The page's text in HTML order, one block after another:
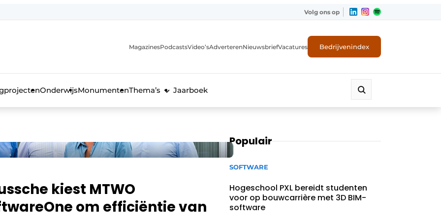
Volg ons op
MagazinesPodcastsVideo’sAdverterenNieuwsbriefVacatures Bedrijvenindex
OnderwijsMonumentenThema’s Jaarboek
kiest MTWO
om efficiëntie van
Populair
SOFTWARE
Hogeschool PXL bereidt studenten
voor op bouwcarrière met 3D BIM-
software